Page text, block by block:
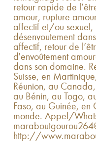
retour rapide de
amour, rupture
affectif et/ou sexuel,
désenvoutement
affectif, retour de
d'envoûtement
dans son domaine.
Suisse, en
Réunion, au
au Bénin, au Togo,
Faso, au Guinée, en
monde. Appel/
http://